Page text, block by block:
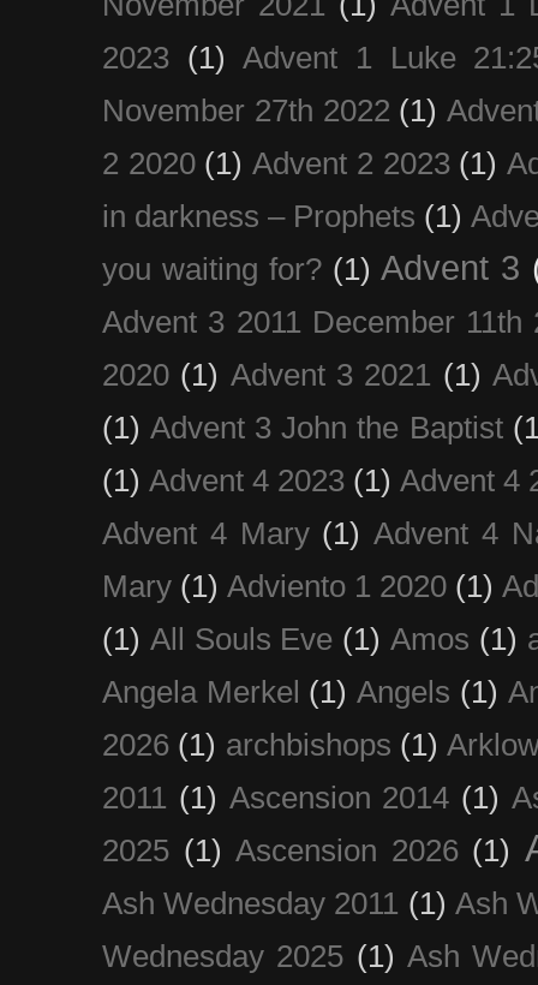
2023 (1) Advent 1 Luke
November 27th 2022 (1)
2 2020 (1) Advent 2 2023 (1)
in darkness – Prophets (1)
you waiting for? (1) Advent 3
Advent 3 2011 December 11th
2020 (1) Advent 3 2021 (1)
(1) Advent 3 John the Baptist
(1) Advent 4 2023 (1) Advent 4
Advent 4 Mary (1) Advent 4
Mary (1) Adviento 1 2020 (1)
(1) All Souls Eve (1) Amos (1)
Angela Merkel (1) Angels (1)
2026 (1) archbishops (1)
2011 (1) Ascension 2014 (1)
2025 (1) Ascension 2026 (1)
Ash Wednesday 2011 (1) Ash
Wednesday 2025 (1) Ash